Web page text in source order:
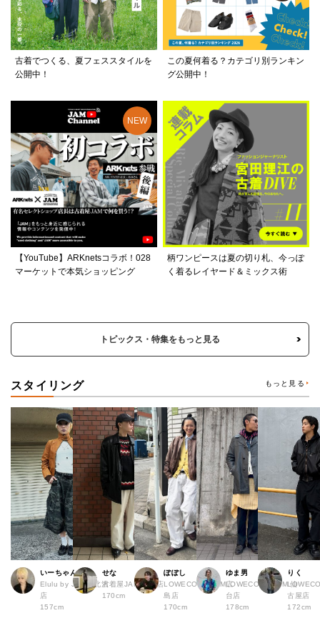
古着でつくる、夏フェススタイルを
公開中！
この夏何着る？カテゴリ別ランキン
グ公開中！
【YouTube】ARKnetsコラボ！028
マーケットで本気ショッピング
柄ワンピースは夏の切り札、今っぽ
く着るレイヤード＆ミックス術
トピックス・特集をもっと見る
スタイリング もっと見る
いーちゃん
Elulu by JAM下北沢
店
157cm
せな
古着屋JAM 札幌店
170cm
ぽぽし
LOWECO by JAM広
島店
170cm
ゆま男
LOWECO by JAM 仙
台店
178cm
りく
古屋店
172cm